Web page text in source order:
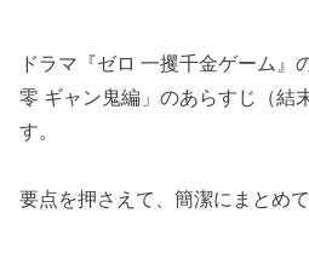
ドラマ『ゼロ 一攫千金ゲーム』
零 ギャン鬼編」のあらすじ（結
す。
要点を押さえて、簡潔にまとめて